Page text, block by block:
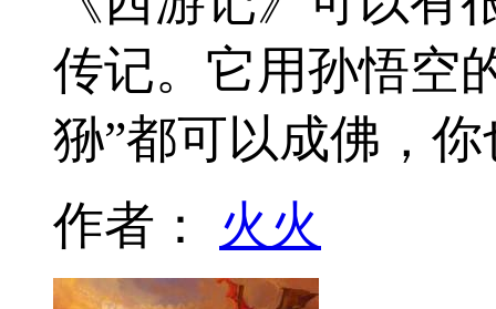
传记。它用孙悟空
狲”都可以成佛，
作者： 火火